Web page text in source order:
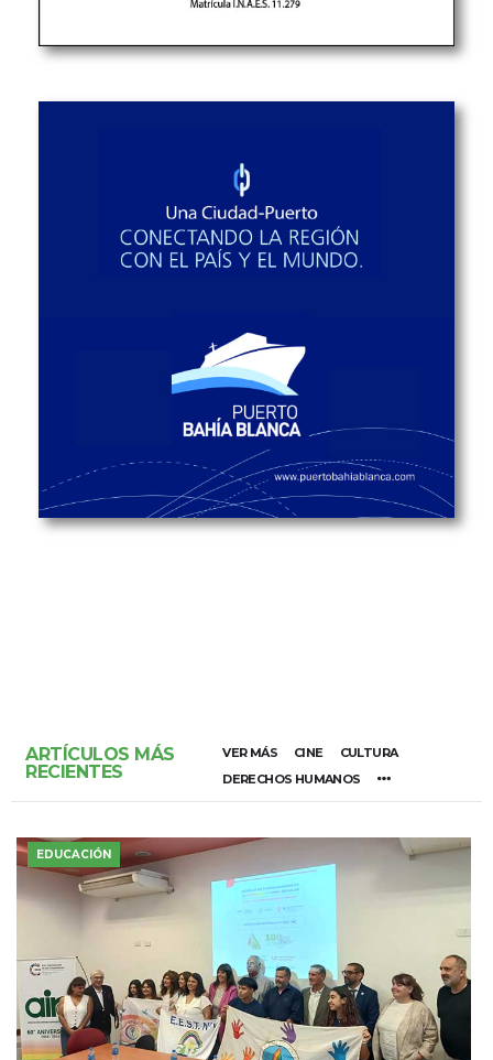
ARTÍCULOS MÁS
RECIENTES
VER MÁS CINE
CULTURA
DERECHOS HUMANOS
EDUCACIÓN